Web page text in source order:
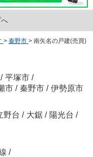
> 秦野市 > 南矢名の戸建(売買)
/ 平塚市 /
市 / 秦野市 / 伊勢原市
野台 / 大鋸 / 陽光台 /
/